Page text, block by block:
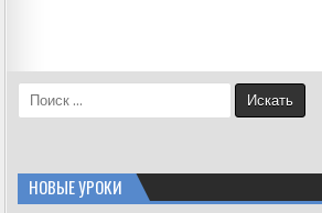
e
h
НОВЫЕ УРОКИ